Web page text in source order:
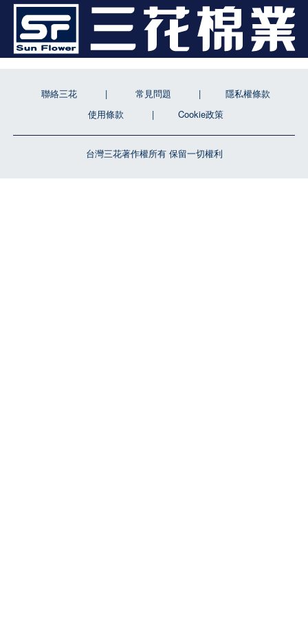
台灣三花著作權所有 保留一切權利
聯絡三花 常見問題
隱私權條款
使用條款
Cookie政策